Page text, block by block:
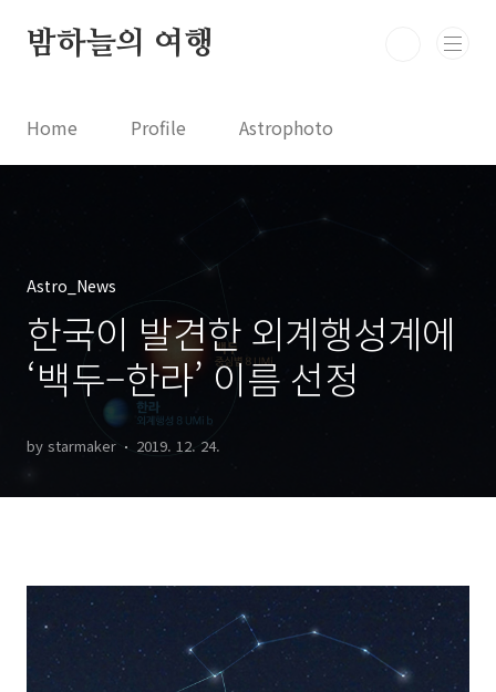
밤하늘의 여행
Home Profile Astrophoto
Comet News
Astrophotography
Astro_News
한국이 발견한 외계행성계에
‘백두–한라’ 이름 선정
by starmaker 2019. 12. 24.